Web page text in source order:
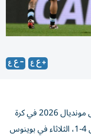
توجت الأرجنتين بطلة العالم تأهلها إلى مونديال 2026 في كرة
القدم، بفوز كاسح على غريمتها البرازيل 4-1، الثلاثاء في بوينوس